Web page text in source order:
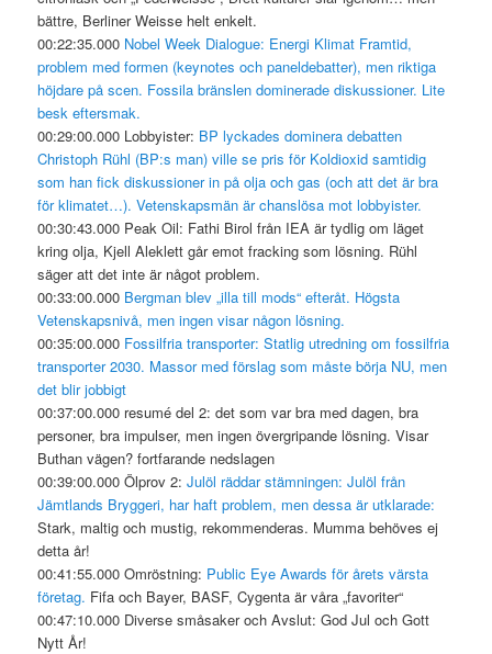
bättre, Berliner Weisse helt enkelt.
00:22:35.000 Nobel Week Dialogue: Energi Klimat Framtid,
problem med formen (keynotes och paneldebatter), men riktiga
höjdare på scen. Fossila bränslen dominerade diskussioner. Lite
besk eftersmak.
00:29:00.000 Lobbyister: BP lyckades dominera debatten
Christoph Rühl (BP:s man) ville se pris för Koldioxid samtidig
som han fick diskussioner in på olja och gas (och att det är bra
för klimatet…). Vetenskapsmän är chanslösa mot lobbyister.
00:30:43.000 Peak Oil: Fathi Birol från IEA är tydlig om läget
kring olja, Kjell Aleklett går emot fracking som lösning. Rühl
säger att det inte är något problem.
00:33:00.000 Bergman blev „illa till mods“ efteråt. Högsta
Vetenskapsnivå, men ingen visar någon lösning.
00:35:00.000 Fossilfria transporter: Statlig utredning om fossilfria
transporter 2030. Massor med förslag som måste börja NU, men
det blir jobbigt
00:37:00.000 resumé del 2: det som var bra med dagen, bra
personer, bra impulser, men ingen övergripande lösning. Visar
Buthan vägen? fortfarande nedslagen
00:39:00.000 Ölprov 2:Julöl räddar stämningen: Julöl från
Jämtlands Bryggeri, har haft problem, men dessa är utklarade:
Stark, maltig och mustig, rekommenderas. Mumma behöves ej
detta år!
00:41:55.000 Omröstning: Public Eye Awards för årets värsta
företag. Fifa och Bayer, BASF, Cygenta är våra „favoriter“
00:47:10.000 Diverse småsaker och Avslut: God Jul och Gott
Nytt År!